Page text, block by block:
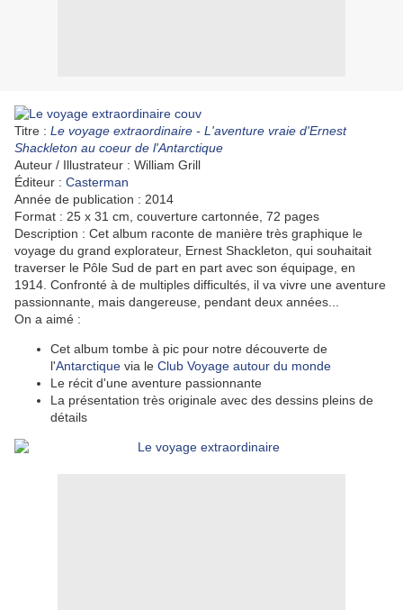
Titre : Le voyage extraordinaire - L'aventure vraie d'Ernest
Shackleton au coeur de l'Antarctique
Auteur / Illustrateur : William Grill
Éditeur : Casterman
Année de publication : 2014
Format : 25 x 31 cm, couverture cartonnée, 72 pages
Description : Cet album raconte de manière très graphique le
voyage du grand explorateur, Ernest Shackleton, qui souhaitait
traverser le Pôle Sud de part en part avec son équipage, en
1914. Confronté à de multiples difficultés, il va vivre une aventure
passionnante, mais dangereuse, pendant deux années...
On a aimé :
Cet album tombe à pic pour notre découverte de
l'Antarctique via le Club Voyage autour du monde
Le récit d'une aventure passionnante
La présentation très originale avec des dessins pleins de
détails